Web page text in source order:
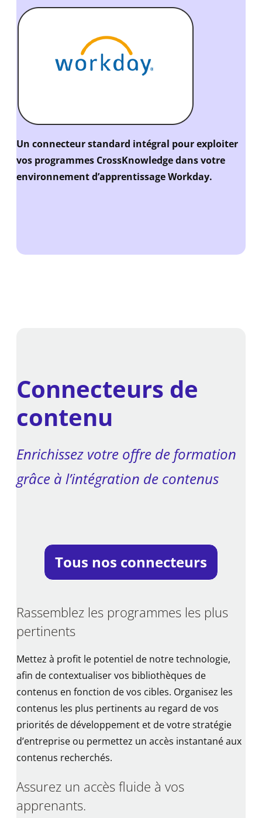
Un connecteur standard intégral pour exploiter
vos programmes CrossKnowledge dans votre
environnement d’apprentissage Workday.
Connecteurs de
contenu
Enrichissez votre offre de formation
grâce à l’intégration de contenus
Tous nos connecteurs
Rassemblez les programmes les plus
pertinents
Mettez à profit le potentiel de notre technologie,
afin de contextualiser vos bibliothèques de
contenus en fonction de vos cibles. Organisez les
contenus les plus pertinents au regard de vos
priorités de développement et de votre stratégie
d’entreprise ou permettez un accès instantané aux
contenus recherchés.
Assurez un accès fluide à vos
apprenants.